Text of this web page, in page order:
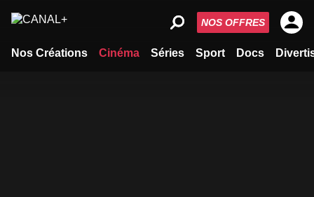
Nos Créations Cinéma Séries Sport Docs
NOS OFFRES